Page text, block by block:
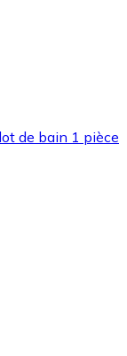
de bain 1 pièce